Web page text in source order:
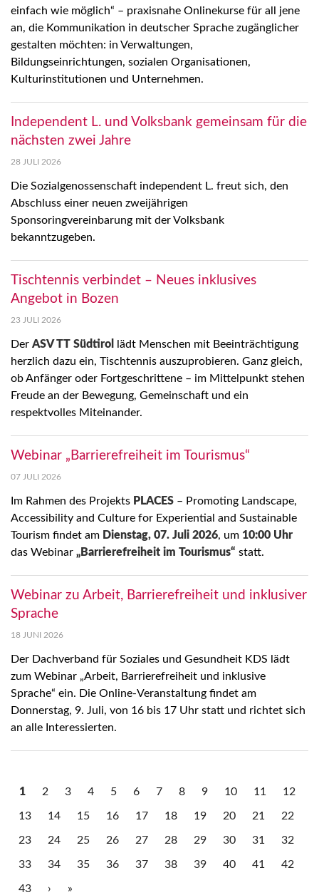
einfach wie möglich“ – praxisnahe Onlinekurse für all jene
an, die Kommunikation in deutscher Sprache zugänglicher
gestalten möchten: in Verwaltungen,
Bildungseinrichtungen, sozialen Organisationen,
Kulturinstitutionen und Unternehmen.
Independent L. und Volksbank gemeinsam für die
nächsten zwei Jahre
28 JULI 2026
Die Sozialgenossenschaft independent L. freut sich, den
Abschluss einer neuen zweijährigen
Sponsoringvereinbarung mit der Volksbank
bekanntzugeben.
Tischtennis verbindet – Neues inklusives
Angebot in Bozen
23 JULI 2026
Der ASV TT Südtirol
lädt Menschen mit Beeinträchtigung
herzlich dazu ein, Tischtennis auszuprobieren. Ganz gleich,
ob Anfänger oder Fortgeschrittene – im Mittelpunkt stehen
Freude an der Bewegung, Gemeinschaft und ein
respektvolles Miteinander.
Webinar „Barrierefreiheit im Tourismus“
07 JULI 2026
Im Rahmen des Projekts PLACES – Promoting Landscape,
Accessibility and Culture for Experiential and Sustainable
Tourism findet am Dienstag, 07. Juli 2026, um 10:00 Uhr
das Webinar „Barrierefreiheit im Tourismus“ statt.
Webinar zu Arbeit, Barrierefreiheit und inklusiver
Sprache
18 JUNI 2026
Der Dachverband für Soziales und Gesundheit KDS lädt
zum Webinar „Arbeit, Barrierefreiheit und inklusive
Sprache“ ein. Die Online-Veranstaltung findet am
Donnerstag, 9. Juli, von 16 bis 17 Uhr statt und richtet sich
an alle Interessierten.
1 2 3 4 5 6 7 8 9 10 11 12
13 14 15 16 17 18 19 20 21 22
23 24 25 26 27 28 29 30 31 32
33 34 35 36 37 38 39 40 41 42
43 › »